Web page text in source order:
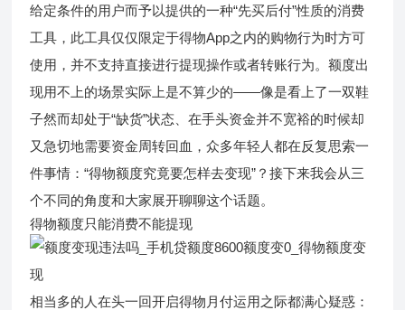
给定条件的用户而予以提供的一种“先买后付”性质的消费
工具，此工具仅仅限定于得物App之内的购物行为时方可
使用，并不支持直接进行提现操作或者转账行为。额度出
现用不上的场景实际上是不算少的——像是看上了一双鞋
子然而却处于“缺货”状态、在手头资金并不宽裕的时候却
又急切地需要资金周转回血，众多年轻人都在反复思索一
件事情：“得物额度究竟要怎样去变现”？接下来我会从三
个不同的角度和大家展开聊聊这个话题。
得物额度只能消费不能提现
相当多的人在头一回开启得物月付运用之际都满心疑惑：